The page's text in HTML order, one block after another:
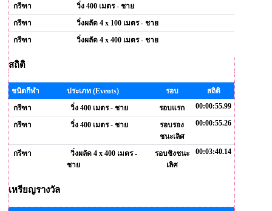
กรีฑา
วิ่ง 400 เมตร - ชาย
กรีฑา
วิ่งผลัด 4 x 100 เมตร - ชาย
กรีฑา
วิ่งผลัด 4 x 400 เมตร - ชาย
สถิติ
ชนิดกีฬา ประเภท (Events) รอบ
สถิติ
กรีฑา
วิ่ง 400 เมตร - ชาย รอบแรก 00:00:55.99
กรีฑา วิ่ง 400 เมตร - ชาย
รอบรอง
ชนะเลิศ
00:00:55.26
กรีฑา
วิ่งผลัด 4 x 400 เมตร -
ชาย
รอบชิงชนะ
เลิศ
00:03:40.14
เหรียญรางวัล